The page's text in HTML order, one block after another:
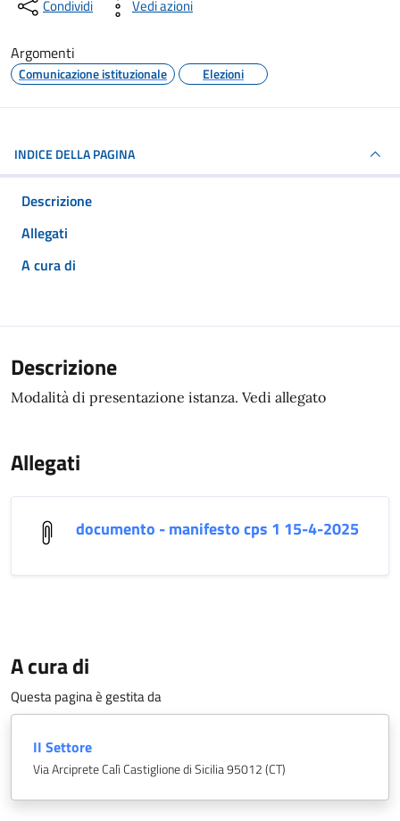
Condividi Vedi azioni
Argomenti
Comunicazione istituzionale Elezioni
INDICE DELLA PAGINA
Descrizione
Allegati
A cura di
Descrizione
Modalità di presentazione istanza. Vedi allegato
Allegati
documento - manifesto cps 1 15-4-2025
A cura di
Questa pagina è gestita da
II Settore
Via Arciprete Calì Castiglione di Sicilia 95012 (CT)